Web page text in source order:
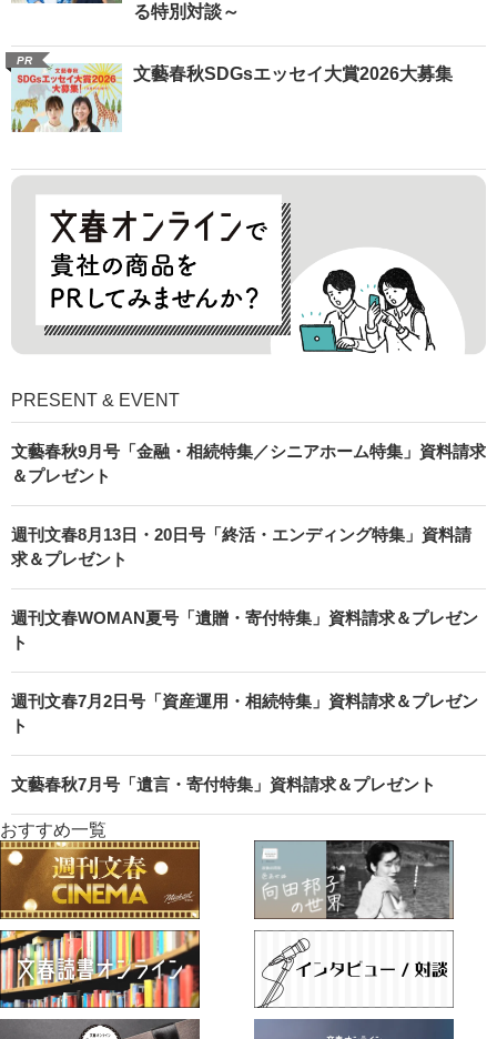
る特別対談～
PR
文藝春秋SDGsエッセイ大賞2026大募集
PRESENT & EVENT
文藝春秋9月号「金融・相続特集／シニアホーム特集」資料請求
＆プレゼント
週刊文春8月13日・20日号「終活・エンディング特集」資料請
求＆プレゼント
週刊文春WOMAN夏号「遺贈・寄付特集」資料請求＆プレゼン
ト
週刊文春7月2日号「資産運用・相続特集」資料請求＆プレゼン
ト
文藝春秋7月号「遺言・寄付特集」資料請求＆プレゼント
おすすめ一覧